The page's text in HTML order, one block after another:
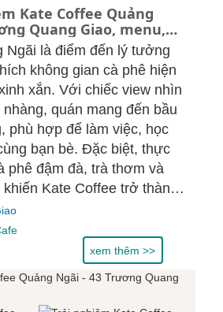
Kate Coffee Quảng
Quang Giao, menu,
Ngãi là điểm đến lý tưởng
không gian cà phê hiện
xắn. Với chiếc view nhìn
quán mang đến bầu
phù hợp để làm việc, học
bạn bè. Đặc biệt, thực
phê đậm đà, trà thơm và
khiến Kate Coffee trở thành
giới trẻ Quảng Ngãi.
xem thêm >>